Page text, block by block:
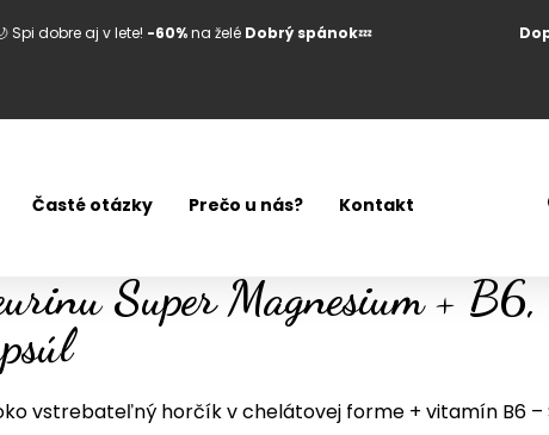
Spi dobre aj v lete! -60%na želé Dobrý spánok💤
Časté otázky Prečo u nás? Kontakt
Super Magnesium +
vstrebateľný horčík v chelátovej forme + vitamín B6 –